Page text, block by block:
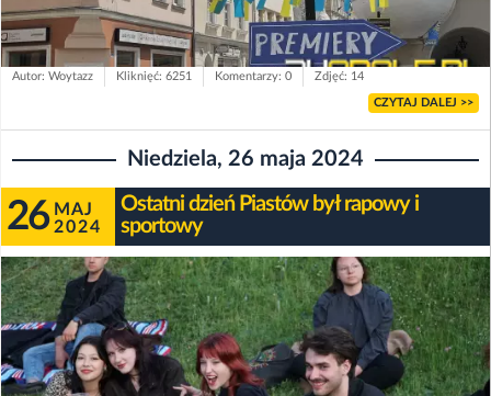
Autor: Woytazz Kliknięć: 6251 Komentarzy: 0 Zdjęć: 14
CZYTAJ DALEJ >>
Niedziela, 26 maja 2024
26 MAJ
2024
Ostatni dzień Piastów był rapowy i
sportowy